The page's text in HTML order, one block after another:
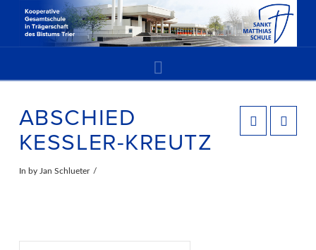
ABSCHIED
KESSLER-KREUTZ
In by Jan Schlueter